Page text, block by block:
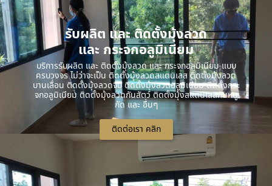
รับผลิต และ ติดตั้งมุ้งลวด
และ กระจกอลูมิเนียม
บริการรับผลิต และ ติดตั้งมุ้งลวด และ กระจกอลูมิเนียม แบบ
ครบวงจร ไม่ว่าจะเป็น ติดตั้งมุ้งลวดสแตนเลส ติดตั้งมุ้งลวด
บานเลื่อน ติดตั้งมุ้งลวดจีบ ติดตั้งมุ้งลวดอลูมิเนียม ติดตั้งกระ
จกอลูมิเนียม ติดตั้งมุ้งลวดกันสัตว์ ติดตั้งมุ้งสแตนเลสกันหนู
กัด และ อื่นๆ
ติดต่อเรา คลิก